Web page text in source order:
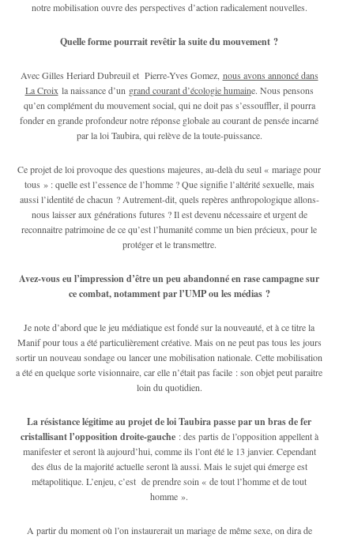
notre mobilisation ouvre des perspectives d’action radicalement nouvelles.
Quelle forme pourrait revêtir la suite du mouvement ?
Avec Gilles Heriard Dubreuil et Pierre-Yves Gomez, nous avons annoncé dans
La Croixla naissance d’un grand courant d’écologie humaine. Nous pensons
qu’en complément du mouvement social, qui ne doit pas s’essouffler, il pourra
fonder en grande profondeur notre réponse globale au courant de pensée incarné
par la loi Taubira, qui relève de la toute-puissance.
Ce projet de loi provoque des questions majeures, au-delà du seul « mariage pour
tous » : quelle est l’essence de l’homme ? Que signifie l’altérité sexuelle, mais
aussi l’identité de chacun ? Autrement-dit, quels repères anthropologique allons-
nous laisser aux générations futures ? Il est devenu nécessaire et urgent de
reconnaitre patrimoine de ce qu’est l’humanité comme un bien précieux, pour le
protéger et le transmettre.
Avez-vous eu l’impression d’être un peu abandonné en rase campagne sur
ce combat, notamment par l’UMP ou les médias ?
Je note d’abord que le jeu médiatique est fondé sur la nouveauté, et à ce titre la
Manif pour tous a été particulièrement créative. Mais on ne peut pas tous les jours
sortir un nouveau sondage ou lancer une mobilisation nationale. Cette mobilisation
a été en quelque sorte visionnaire, car elle n’était pas facile : son objet peut paraitre
loin du quotidien.
La résistance légitime au projet de loi Taubira passe par un bras de fer
cristallisant l’opposition droite-gauche: des partis de l’opposition appellent à
manifester et seront là aujourd’hui, comme ils l’ont été le 13 janvier. Cependant
des élus de la majorité actuelle seront là aussi. Mais le sujet qui émerge est
métapolitique. L’enjeu, c’est de prendre soin « de tout l’homme et de tout
homme ».
A partir du moment où l’on instaurerait un mariage de même sexe, on dira de